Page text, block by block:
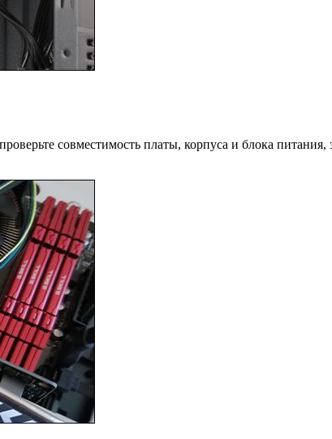
совместимость платы, корпуса и блока питания,